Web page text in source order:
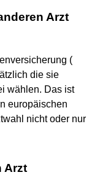
Arzt
(
die sie
wählen. Das ist
europäischen
nicht oder nur
Arzt